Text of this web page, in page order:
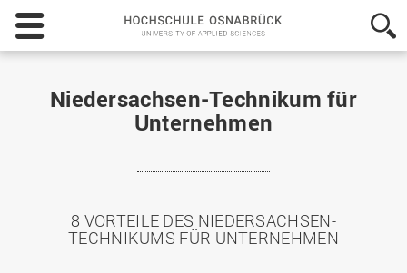
Hochschule
Osnabrück
-
of
Applied
Niedersachsen-Technikum für
Unternehmen
8 VORTEILE DES NIEDERSACHSEN-
TECHNIKUMS FÜR UNTERNEHMEN